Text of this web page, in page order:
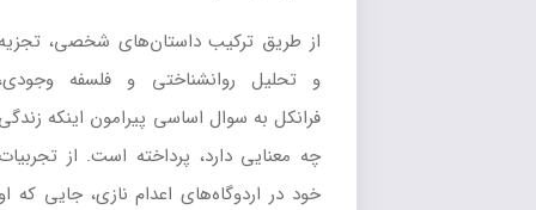
از طریق ترکیب داستان‌های شخصی، تجزیه
و تحلیل روانشناختی و فلسفه وجودی،
فرانکل به سوال اساسی پیرامون اینکه زندگی
چه معنایی دارد، پرداخته است. از تجربیات
خود در اردوگاه‌های اعدام نازی، جایی که او